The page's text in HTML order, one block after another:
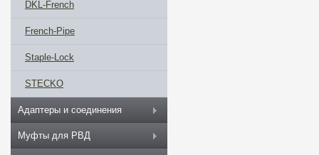
DKL-French
French-Pipe
Staple-Lock
STECKO
Адаптеры и соединения
Муфты для РВД